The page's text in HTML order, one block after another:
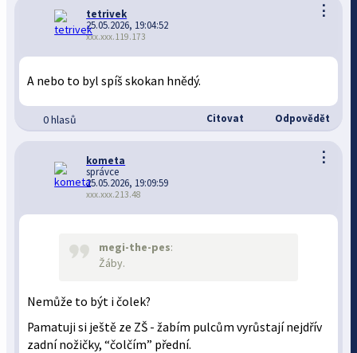
⋮
tetrivek
25.05.2026, 19:04:52
xxx.xxx.119.173
A nebo to byl spíš skokan hnědý.
0 hlasů Citovat Odpovědět
⋮
kometa
správce
25.05.2026, 19:09:59
xxx.xxx.213.48
megi-the-pes:
Žáby.
Nemůže to být i čolek?
Pamatuji si ještě ze ZŠ - žabím pulcům vyrůstají nejdřív
zadní nožičky, “čolčím” přední.